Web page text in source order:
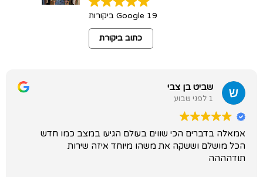
19 Google ביקורות
כתוב ביקורת
שביט בן צבי
1 לפני שבוע
אמאלה בדברים הכי שווים בעולם הגיעו במצב כמו חדש
הכל מושלם וששקה את משהו מיוחד איזה שירות
תודהההה